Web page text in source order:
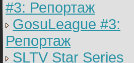
#3: Репортаж
GosuLeague #3:
Репортаж
SLTV Star Series